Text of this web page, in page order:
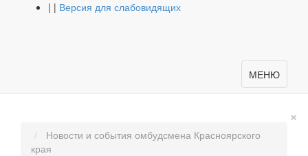
| | Версия для слабовидящих
МЕНЮ
×
Новости и события омбудсмена Красноярского
края